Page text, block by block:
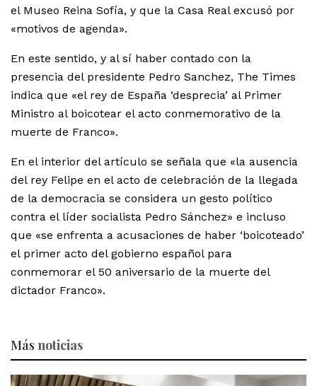
el Museo Reina Sofía, y que la Casa Real excusó por
«motivos de agenda».
En este sentido, y al sí haber contado con la
presencia del presidente Pedro Sanchez, The Times
indica que «el rey de España ‘desprecia’ al Primer
Ministro al boicotear el acto conmemorativo de la
muerte de Franco».
En el interior del artículo se señala que «la ausencia
del rey Felipe en el acto de celebración de la llegada
de la democracia se considera un gesto político
contra el líder socialista Pedro Sánchez» e incluso
que «se enfrenta a acusaciones de haber ‘boicoteado’
el primer acto del gobierno español para
conmemorar el 50 aniversario de la muerte del
dictador Franco».
Más noticias